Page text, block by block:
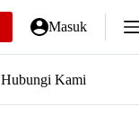
Masuk
Hubungi Kami